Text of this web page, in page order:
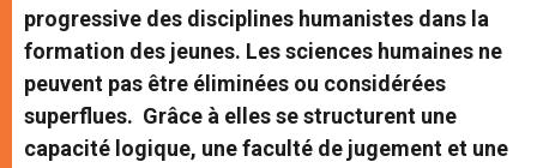
progressive des disciplines humanistes dans la
formation des jeunes. Les sciences humaines ne
peuvent pas être éliminées ou considérées
superflues. Grâce à elles se structurent une
capacité logique, une faculté de jugement et une